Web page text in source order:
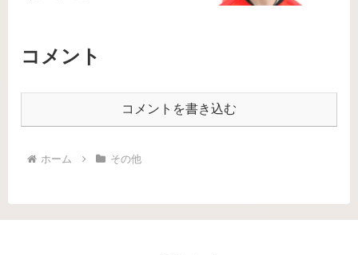
コメント
コメントを書き込む
ホーム その他